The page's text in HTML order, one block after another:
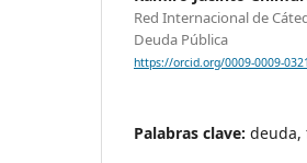
Red Internacional de
Deuda Pública
https://orcid.org/0009-0009-
Palabras clave: deuda,